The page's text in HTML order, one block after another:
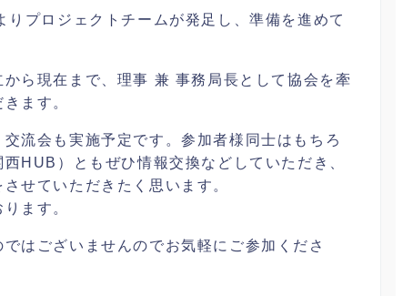
プロジェクトチームが発足し、準備を進めて
ら現在まで、理事 兼 事務局長として協会を牽
ます。
流会も実施予定です。参加者様同士はもちろ
HUB）ともぜひ情報交換などしていただき、
せていただきたく思います。
ます。
はございませんのでお気軽にご参加くださ